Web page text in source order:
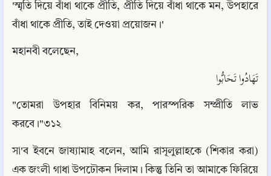
'স্মৃতি দিয়ে বাঁধা থাকে প্রীতি, প্রীতি দিয়ে বাঁধা থাকে মন, উপহারে
বাঁধা থাকে প্রীতি, তাই দেওয়া প্রয়োজন।'
মহানবী বলেছেন,
تَهَادُوا تَحَابُّوا
"তোমরা উপহার বিনিময় কর, পারস্পরিক সম্প্রীতি লাভ
করবে।"৩১২
সা'ব ইবনে জাষ্যামাহ বলেন, আমি রাসূলুল্লাহকে (শিকার করা)
এক জংলী গাধা উপঢৌকন দিলাম। কিন্তু তিনি তা আমাকে ফিরিয়ে